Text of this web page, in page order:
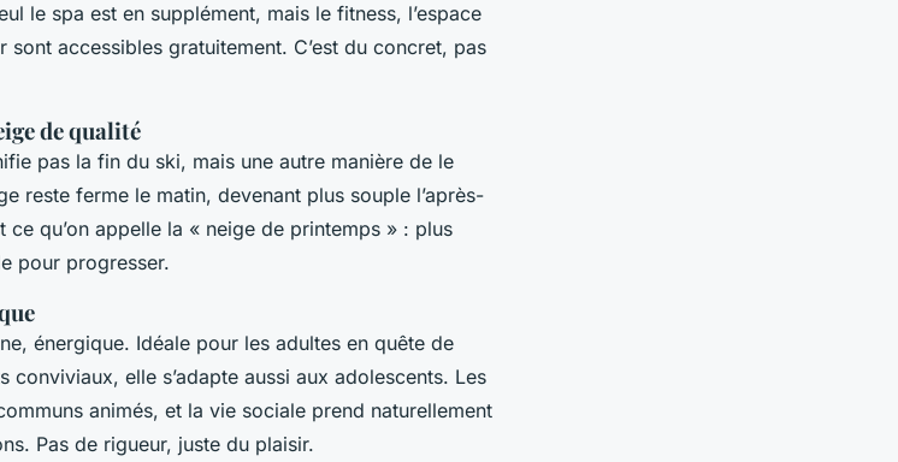
le spa est en supplément, mais le fitness, l’espace
sont accessibles gratuitement. C’est du concret, pas
de qualité
pas la fin du ski, mais une autre manière de le
reste ferme le matin, devenant plus souple l’après-
ce qu’on appelle la « neige de printemps » : plus
pour progresser.
énergique. Idéale pour les adultes en quête de
elle s’adapte aussi aux adolescents. Les
animés, et la vie sociale prend naturellement
Pas de rigueur, juste du plaisir.